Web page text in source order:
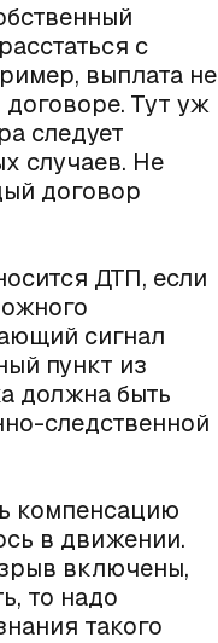
с
выплата не
договоре. Тут уж
следует
случаев. Не
договор
ДТП, если
сигнал
пункт из
должна быть
следственной
компенсацию
в движении.
включены,
то надо
такого